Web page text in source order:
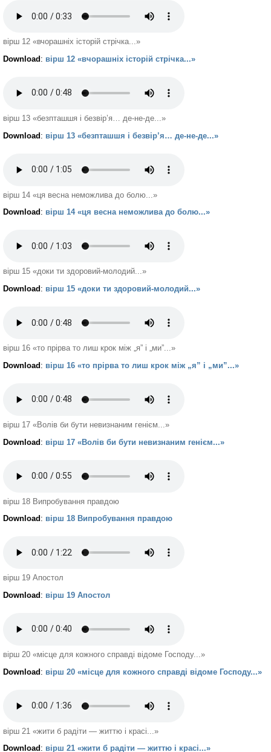
вірш 12 «вчорашніх історій стрічка...»
Download : вірш 12 «вчорашніх історій стрічка...»
вірш 13 «безпташшя і безвір’я… де-не-де...»
Download: вірш 13 «безпташшя і безвір’я… де-не-де...»
вірш 14 «ця весна неможлива до болю...»
Download : вірш 14 «ця весна неможлива до болю...»
вірш 15 «доки ти здоровий-молодий...»
Download : вірш 15 «доки ти здоровий-молодий...»
вірш 16 «то прірва то лиш крок між „я” і „ми”...»
Download : вірш 16 «то прірва то лиш крок між „я” і „ми”...»
вірш 17 «Волів би бути невизнаним генієм...»
Download: вірш 17 «Волів би бути невизнаним генієм...»
вірш 18 Випробування правдою
Download : вірш 18 Випробування правдою
вірш 19 Апостол
Download : вірш 19 Апостол
вірш 20 «місце для кожного справді відоме Господу...»
Download: вірш 20 «місце для кожного справді відоме Господу...»
вірш 21 «жити б радіти — життю і красі...»
Download : вірш 21 «жити б радіти — життю і красі...»